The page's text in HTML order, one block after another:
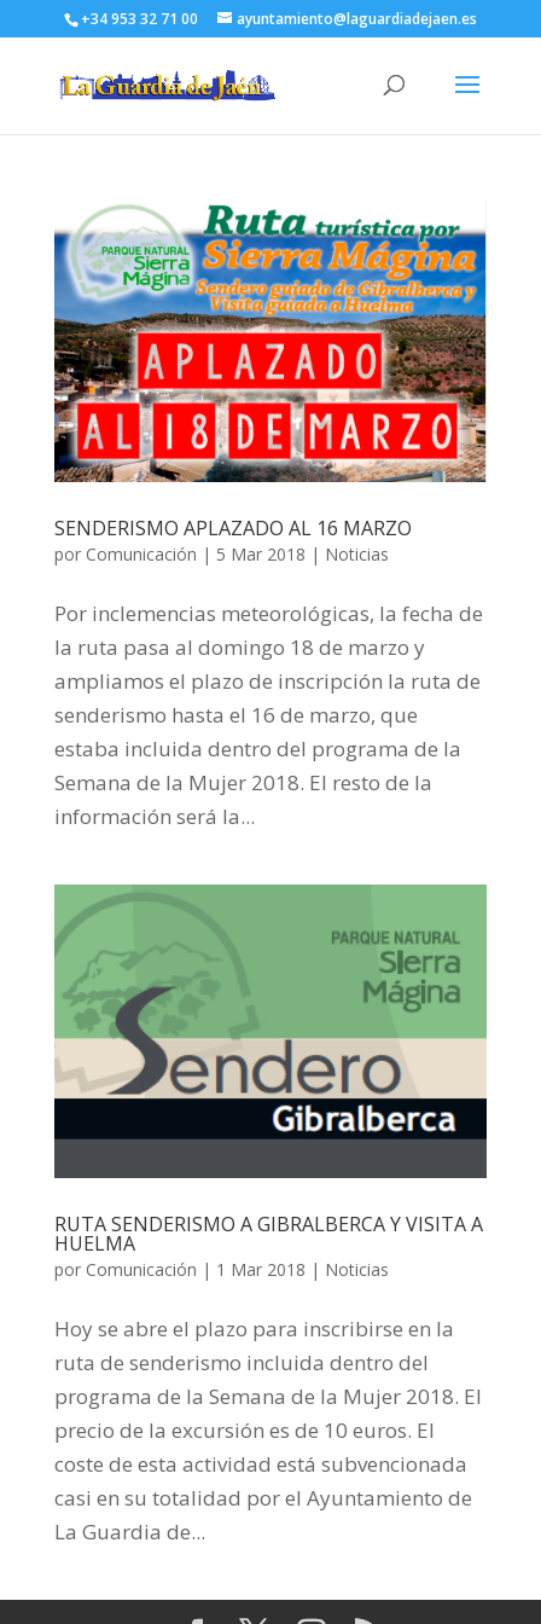
+34 953 32 71 00 ayuntamiento@laguardiadejaen.es
SENDERISMO APLAZADO AL 16 MARZO
por Comunicación | 5 Mar 2018 | Noticias
Por inclemencias meteorológicas, la fecha de
la ruta pasa al domingo 18 de marzo y
ampliamos el plazo de inscripción la ruta de
senderismo hasta el 16 de marzo, que
estaba incluida dentro del programa de la
Semana de la Mujer 2018. El resto de la
información será la...
RUTA SENDERISMO A GIBRALBERCA Y VISITA A
HUELMA
por Comunicación | 1 Mar 2018 | Noticias
Hoy se abre el plazo para inscribirse en la
ruta de senderismo incluida dentro del
programa de la Semana de la Mujer 2018. El
precio de la excursión es de 10 euros. El
coste de esta actividad está subvencionada
casi en su totalidad por el Ayuntamiento de
La Guardia de...